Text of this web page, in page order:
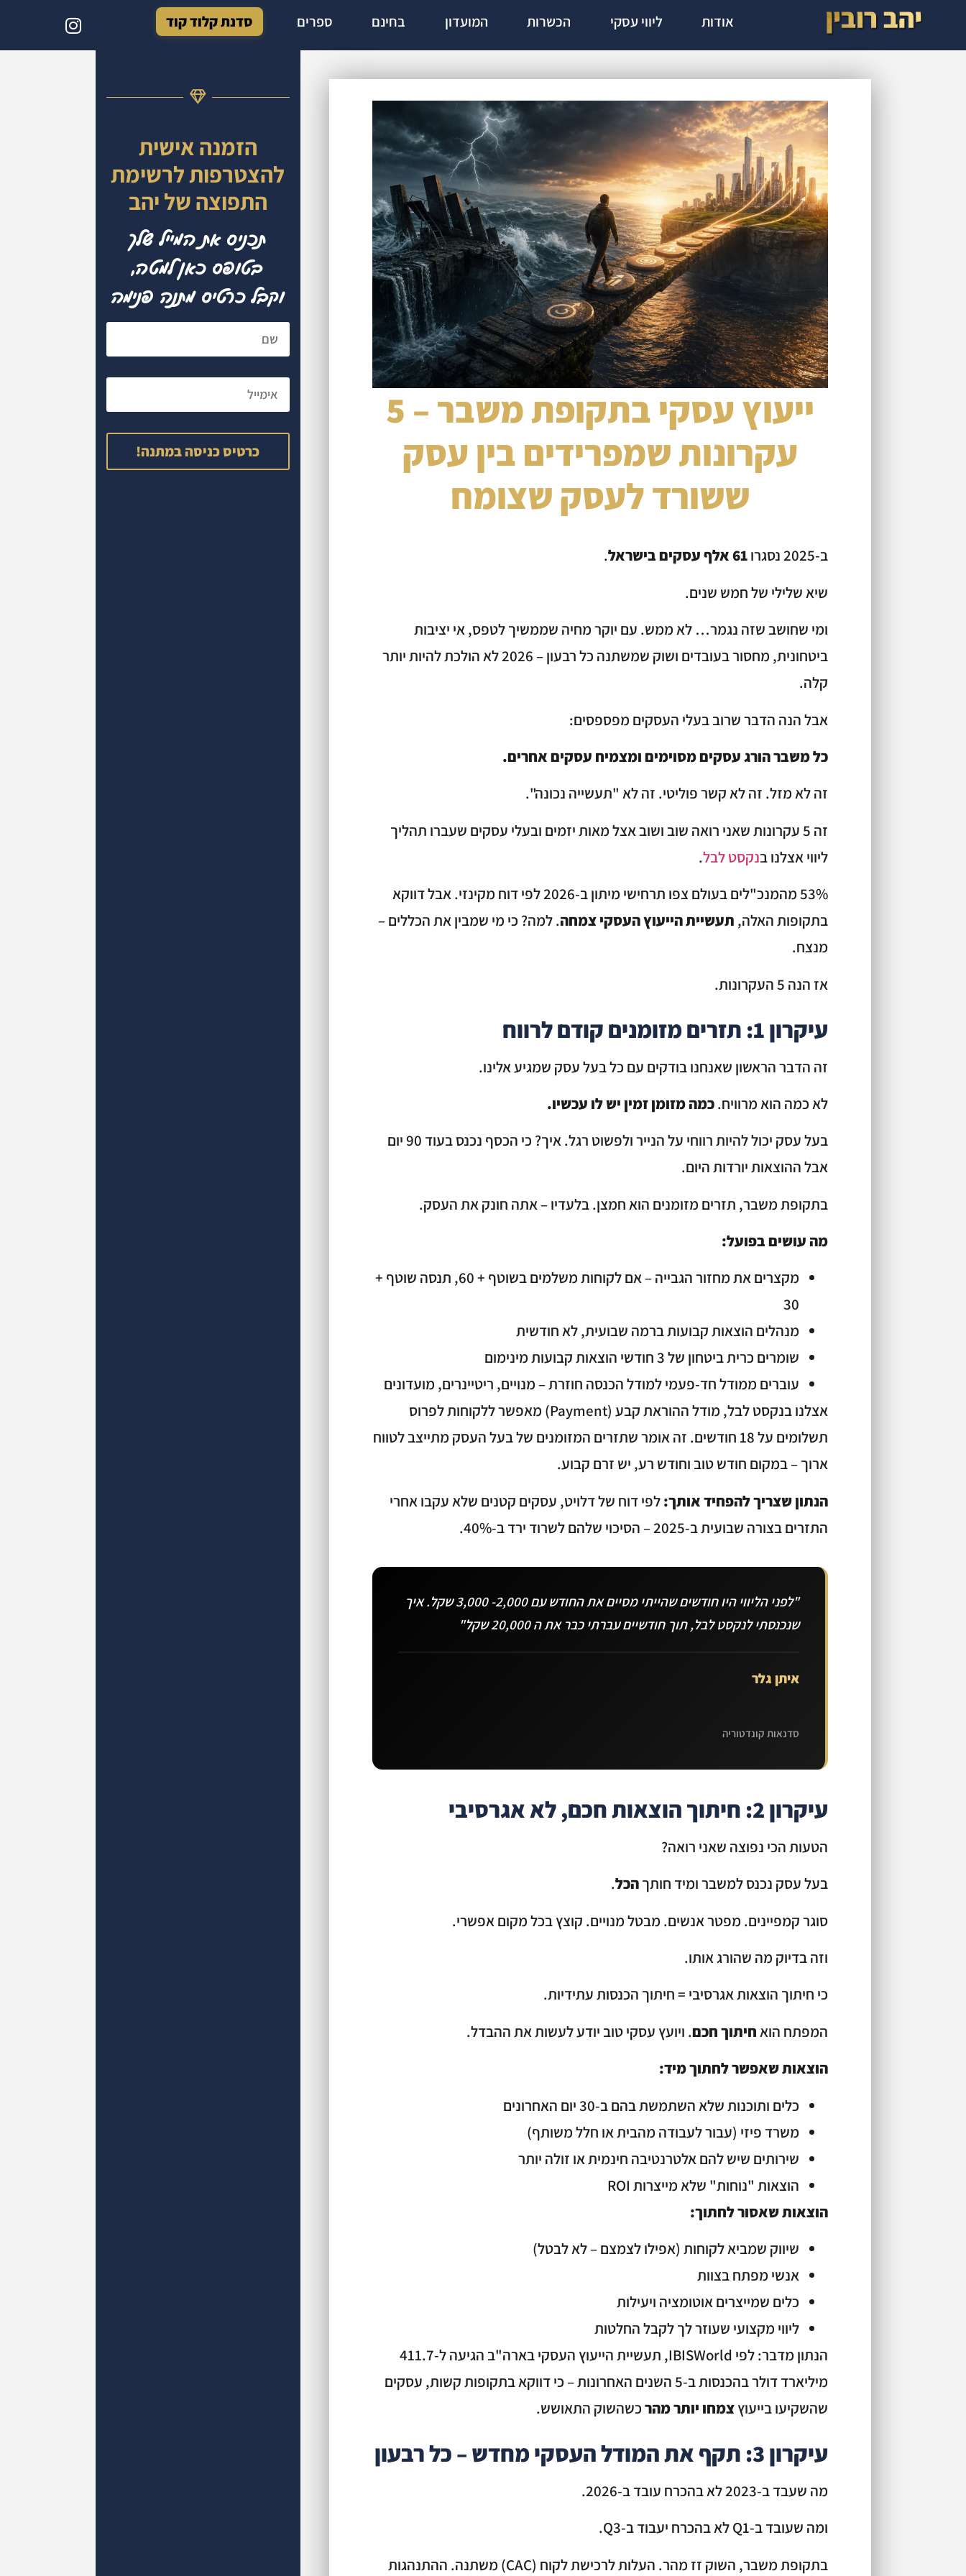
אודות ליווי עסקי הכשרות המועדון בחינם ספרים סדנת קלוד קוד
ייעוץ עסקי בתקופת משבר – 5
עקרונות שמפרידים בין עסק
ששורד לעסק שצומח
ב-2025 נסגרו 61 אלף עסקים בישראל
.
שיא שלילי של חמש שנים.
ומי שחושב שזה נגמר… לא ממש. עם יוקר מחיה שממשיך לטפס, אי יציבות
ביטחונית, מחסור בעובדים ושוק שמשתנה כל רבעון – 2026 לא הולכת להיות יותר
קלה.
אבל הנה הדבר שרוב בעלי העסקים מפספסים:
כל משבר הורג עסקים מסוימים ומצמיח עסקים אחרים.
זה לא מזל. זה לא קשר פוליטי. זה לא "תעשייה נכונה".
זה 5 עקרונות שאני רואה שוב ושוב אצל מאות יזמים ובעלי עסקים שעברו תהליך
ליווי אצלנו בנקסט לבל.
53% מהמנכ"לים בעולם צפו תרחישי מיתון ב-2026 לפי דוח מקינזי. אבל דווקא
בתקופות האלה, תעשיית הייעוץ העסקי צמחה. למה? כי מי שמבין את הכללים –
מנצח.
אז הנה 5 העקרונות.
עיקרון 1: תזרים מזומנים קודם לרווח
זה הדבר הראשון שאנחנו בודקים עם כל בעל עסק שמגיע אלינו.
לא כמה הוא מרוויח.כמה מזומן זמין יש לו עכשיו.
בעל עסק יכול להיות רווחי על הנייר ולפשוט רגל. איך? כי הכסף נכנס בעוד 90 יום
אבל ההוצאות יורדות היום.
בתקופת משבר, תזרים מזומנים הוא חמצן. בלעדיו – אתה חונק את העסק.
מה עושים בפועל:
מקצרים את מחזור הגבייה – אם לקוחות משלמים בשוטף + 60, תנסה שוטף +
30
מנהלים הוצאות קבועות ברמה שבועית, לא חודשית
שומרים כרית ביטחון של 3 חודשי הוצאות קבועות מינימום
עוברים ממודל חד-פעמי למודל הכנסה חוזרת – מנויים, ריטיינרים, מועדונים
אצלנו בנקסט לבל, מודל ההוראת קבע (Payment) מאפשר ללקוחות לפרוס
תשלומים על 18 חודשים. זה אומר שתזרים המזומנים של בעל העסק מתייצב לטווח
ארוך – במקום חודש טוב וחודש רע, יש זרם קבוע.
הנתון שצריך להפחיד אותך:לפי דוח של דלויט, עסקים קטנים שלא עקבו אחרי
התזרים בצורה שבועית ב-2025 – הסיכוי שלהם לשרוד ירד ב-40%.
"לפני הליווי היו חודשים שהייתי מסיים את החודש עם 2,000- 3,000 שקל. איך
שנכנסתי לנקסט לבל, תוך חודשיים עברתי כבר את ה 20,000 שקל"
איתן גלר
סדנאות קונדטוריה
עיקרון 2: חיתוך הוצאות חכם, לא אגרסיבי
הטעות הכי נפוצה שאני רואה?
בעל עסק נכנס למשבר ומיד חותךהכל.
סוגר קמפיינים. מפטר אנשים. מבטל מנויים. קוצץ בכל מקום אפשרי.
וזה בדיוק מה שהורג אותו.
כי חיתוך הוצאות אגרסיבי = חיתוך הכנסות עתידיות.
המפתח הואחיתוך חכם. ויועץ עסקי טוב יודע לעשות את ההבדל.
הוצאות שאפשר לחתוך מיד:
כלים ותוכנות שלא השתמשת בהם ב-30 יום האחרונים
משרד פיזי (עבור לעבודה מהבית או חלל משותף)
שירותים שיש להם אלטרנטיבה חינמית או זולה יותר
הוצאות "נוחות" שלא מייצרות ROI
הוצאות שאסור לחתוך:
שיווק שמביא לקוחות (אפילו לצמצם – לא לבטל)
אנשי מפתח בצוות
כלים שמייצרים אוטומציה ויעילות
ליווי מקצועי שעוזר לך לקבל החלטות
הנתון מדבר: לפי IBISWorld, תעשיית הייעוץ העסקי בארה"ב הגיעה ל-411.7
מיליארד דולר בהכנסות ב-5 השנים האחרונות – כי דווקא בתקופות קשות, עסקים
שהשקיעו בייעוץצמחו יותר מהרכשהשוק התאושש.
עיקרון 3: תקף את המודל העסקי מחדש – כל רבעון
מה שעבד ב-2023 לא בהכרח עובד ב-2026.
ומה שעובד ב-Q1 לא בהכרח יעבוד ב-Q3.
בתקופת משבר, השוק זז מהר. העלות לרכישת לקוח (CAC) משתנה. ההתנהגות
הזמנה אישית
להצטרפות לרשימת
התפוצה של יהב
תכניס את המייל שלך
בטופס כאן למטה,
וקבל כרטיס מתנה פנימה
כרטיס כניסה במתנה!